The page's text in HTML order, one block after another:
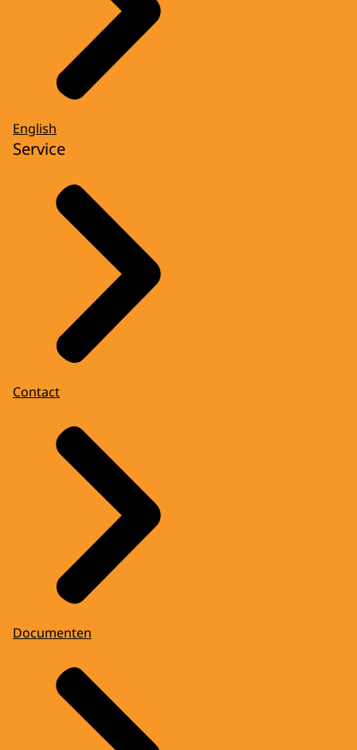
English
Service
Contact
Documenten